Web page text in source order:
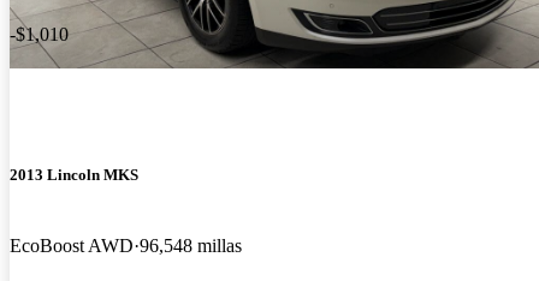
-$1,010
2013 Lincoln MKS
EcoBoost AWD 96,548 millas